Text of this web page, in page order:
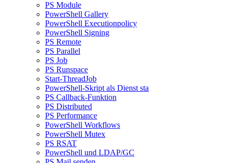
PS Module
PowerShell Gallery
PowerShell Executionpolicy
PowerShell Signing
PS Remote
PS Parallel
PS Job
PS Runspace
Start-ThreadJob
PowerShell-Skript als Dienst sta
PS Callback-Funktion
PS Distributed
PS Performance
PowerShell Workflows
PowerShell Mutex
PS RSAT
PowerShell und LDAP/GC